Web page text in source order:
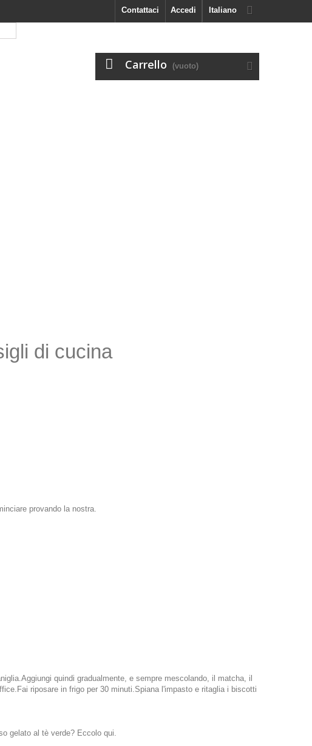
Italiano
Accedi
Contattaci
Carrello (vuoto)
di cucina
provando la nostra.
quindi gradualmente, e sempre mescolando, il matcha, il
riposare in frigo per 30 minuti.Spiana l'impasto e ritaglia i biscotti
gelato al tè verde? Eccolo qui.